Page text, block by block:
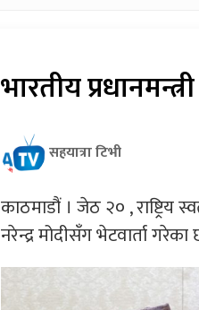
भारतीय
सहयात्रा टिभी
काठमाडौं । जेठ २० , राष्ट्रिय
नरेन्द्र मोदीसँग भेटवार्ता गरेका